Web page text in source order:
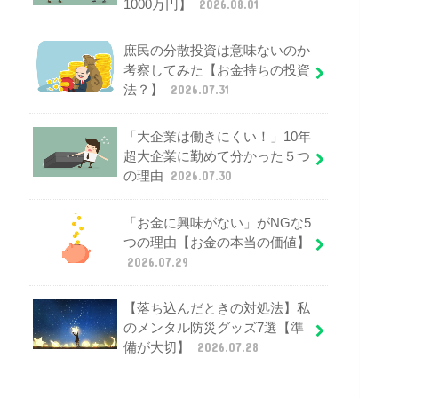
1000万円】 2026.08.01
庶民の分散投資は意味ないのか
考察してみた【お金持ちの投資
法？】
2026.07.31
「大企業は働きにくい！」10年
超大企業に勤めて分かった５つ
の理由
2026.07.30
「お金に興味がない」がNGな5
つの理由【お金の本当の価値】
2026.07.29
【落ち込んだときの対処法】私
のメンタル防災グッズ7選【準
備が大切】
2026.07.28